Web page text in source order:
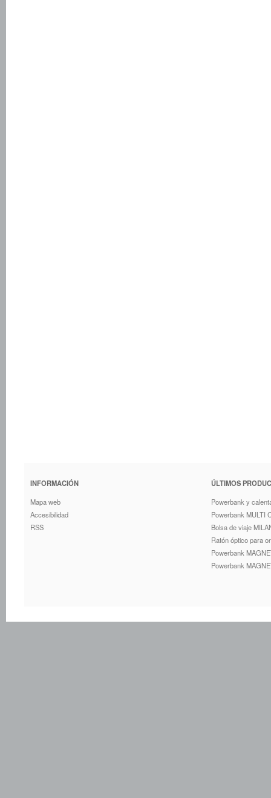
INFORMACIÓN
Mapa web
Accesibilidad
RSS
ÚLTIMOS
Powerbank y
Powerbank MULTI
Bolsa de viaje
Ratón óptico para
Powerbank
Powerbank